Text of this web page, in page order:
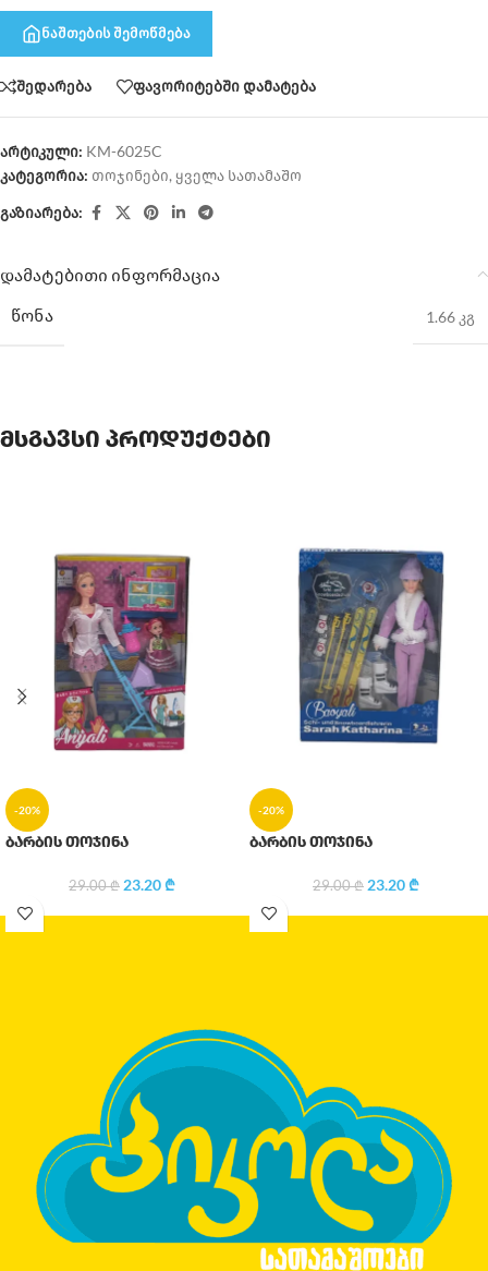
ნაშთების შემოწმება
შედარება ფავორიტებში დამატება
არტიკული: KM-6025C
კატეგორია: თოჯინები, ყველა სათამაშო
გაზიარება:
დამატებითი ინფორმაცია
ᲬᲝᲜᲐ
1.66 კგ
მსგავსი პროდუქტები
-20%
ბარბის თოჯინა
29.00₾ 23.20₾
-20%
ბარბის თოჯინა
29.00₾ 23.20₾